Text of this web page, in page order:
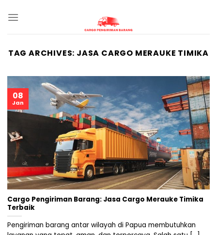
TAG ARCHIVES: JASA CARGO MERAUKE TIMIKA
Cargo Pengiriman Barang: Jasa Cargo Merauke Timika
Terbaik
Pengiriman barang antar wilayah di Papua membutuhkan
08
Jan